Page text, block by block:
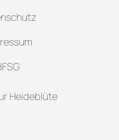
Heideblüte